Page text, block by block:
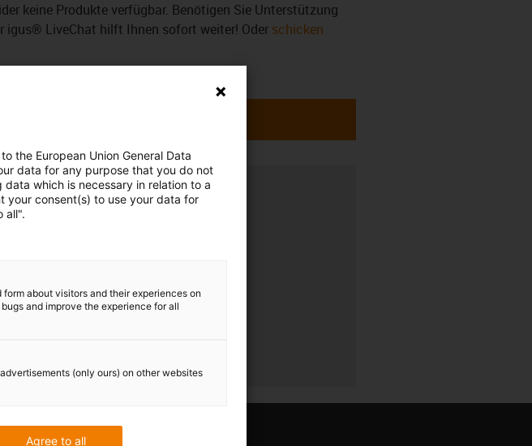
keine Produkte verfügbar. Benötigen Sie Unterstützung
igus® LiveChat hilft Ihnen sofort weiter! Oder schicken
Beratung und Lieferung
Online
the European Union General Data
data for any purpose that you do not
which is necessary in relation to a
your consent(s) to use your data for
all".
about visitors and their experiences on
and improve the experience for all
(only ours) on other websites
Agree to all